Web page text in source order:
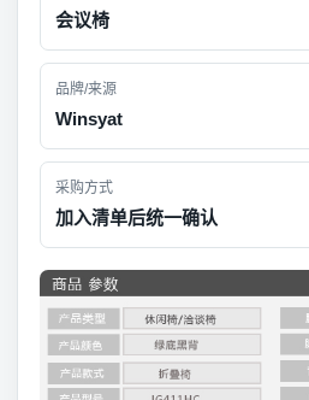
会议椅
品牌/来源
Winsyat
采购方式
加入清单后统一确认